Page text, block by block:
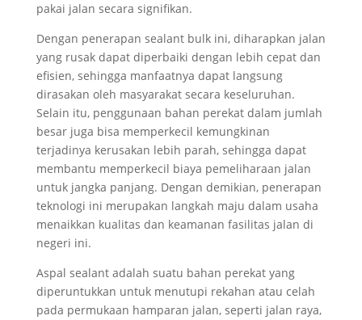
pakai jalan secara signifikan.
Dengan penerapan sealant bulk ini, diharapkan jalan
yang rusak dapat diperbaiki dengan lebih cepat dan
efisien, sehingga manfaatnya dapat langsung
dirasakan oleh masyarakat secara keseluruhan.
Selain itu, penggunaan bahan perekat dalam jumlah
besar juga bisa memperkecil kemungkinan
terjadinya kerusakan lebih parah, sehingga dapat
membantu memperkecil biaya pemeliharaan jalan
untuk jangka panjang. Dengan demikian, penerapan
teknologi ini merupakan langkah maju dalam usaha
menaikkan kualitas dan keamanan fasilitas jalan di
negeri ini.
Aspal sealant adalah suatu bahan perekat yang
diperuntukkan untuk menutupi rekahan atau celah
pada permukaan hamparan jalan, seperti jalan raya,